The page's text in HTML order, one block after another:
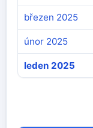
březen 2025
únor 2025
leden 2025